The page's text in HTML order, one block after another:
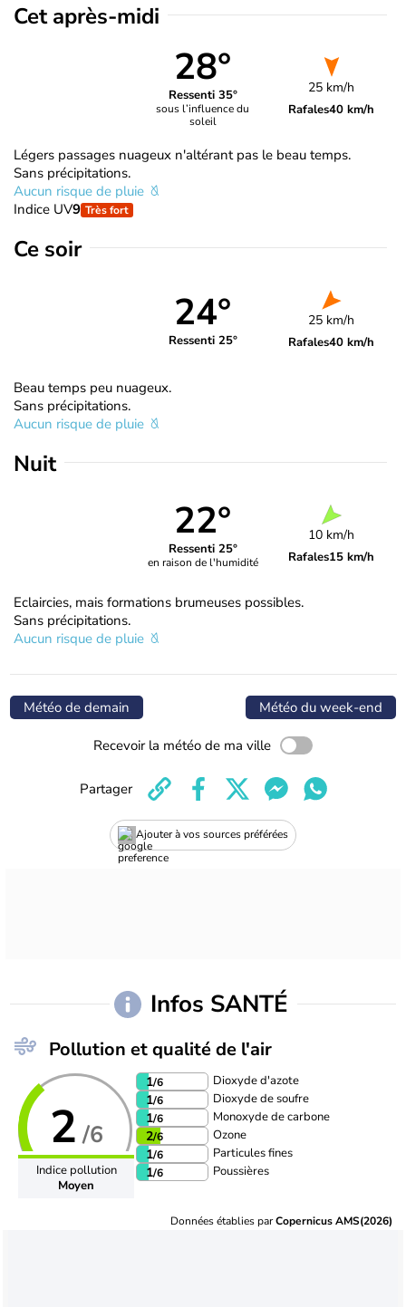
Cet après-midi
28°
Ressenti 35°
sous l’influence du
soleil
25 km/h
Rafales40 km/h
Légers passages nuageux n'altérant pas le beau temps.
Sans précipitations.
Aucun risque de pluie
Indice UV9 Très fort
Ce soir
24°
Ressenti 25°
25 km/h
Rafales40 km/h
Beau temps peu nuageux.
Sans précipitations.
Aucun risque de pluie
Nuit
22°
Ressenti 25°
en raison de l'humidité
10 km/h
Rafales15 km/h
Eclaircies, mais formations brumeuses possibles.
Sans précipitations.
Aucun risque de pluie
Météo de demain Météo du week-end
Recevoir la météo de ma ville
Ajouter à vos sources préférées
Partager
Infos SANTÉ
Pollution et qualité de l'air
2 /6
Indice pollution
Moyen
1/6 Dioxyde d'azote
1/6 Dioxyde de soufre
1/6 Monoxyde de carbone
2/6 Ozone
1/6 Particules fines
1/6 Poussières
Données établies parCopernicus AMS(2026)